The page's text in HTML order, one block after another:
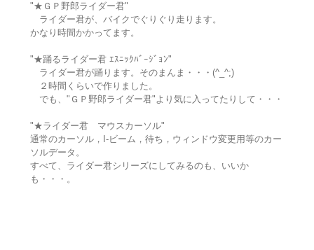
"★ＧＰ野郎ライダー君"
ライダー君が、バイクでぐりぐり走ります。
かなり時間かかってます。
"★踊るライダー君 ｴｽﾆｯｸﾊﾞｰｼﾞｮﾝ"
ライダー君が踊ります。そのまんま・・・(^_^;)
２時間くらいで作りました。
でも、"ＧＰ野郎ライダー君"より気に入ってたりして・・・
"★ライダー君 マウスカーソル"
通常のカーソル，I-ビーム，待ち，ウィンドウ変更用等のカー
ソルデータ。
すべて、ライダー君シリーズにしてみるのも、いいか
も・・・。